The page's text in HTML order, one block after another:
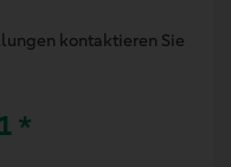
kontaktieren Sie
*